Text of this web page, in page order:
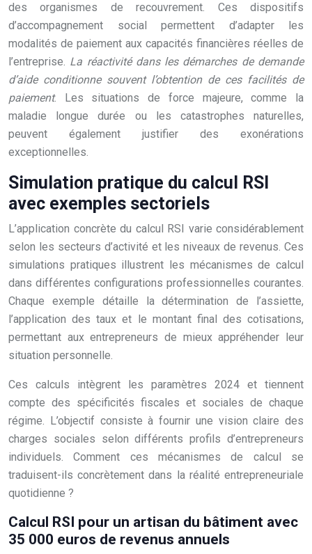
des organismes de recouvrement. Ces dispositifs
d’accompagnement social permettent d’adapter les
modalités de paiement aux capacités financières réelles de
l’entreprise. La réactivité dans les démarches de demande
d’aide conditionne souvent l’obtention de ces facilités de
paiement. Les situations de force majeure, comme la
maladie longue durée ou les catastrophes naturelles,
peuvent également justifier des exonérations
exceptionnelles.
Simulation pratique du calcul RSI
avec exemples sectoriels
L’application concrète du calcul RSI varie considérablement
selon les secteurs d’activité et les niveaux de revenus. Ces
simulations pratiques illustrent les mécanismes de calcul
dans différentes configurations professionnelles courantes.
Chaque exemple détaille la détermination de l’assiette,
l’application des taux et le montant final des cotisations,
permettant aux entrepreneurs de mieux appréhender leur
situation personnelle.
Ces calculs intègrent les paramètres 2024 et tiennent
compte des spécificités fiscales et sociales de chaque
régime. L’objectif consiste à fournir une vision claire des
charges sociales selon différents profils d’entrepreneurs
individuels. Comment ces mécanismes de calcul se
traduisent-ils concrètement dans la réalité entrepreneuriale
quotidienne ?
Calcul RSI pour un artisan du bâtiment avec
35 000 euros de revenus annuels